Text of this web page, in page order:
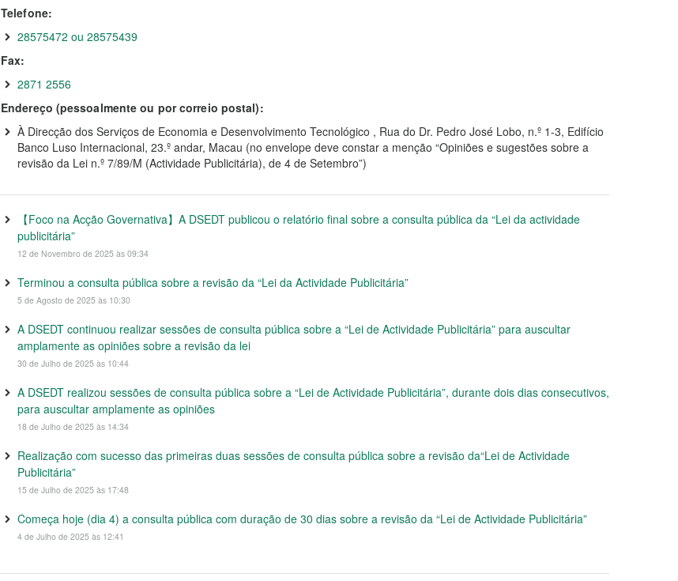
Telefone:
28575472 ou 28575439
Fax:
2871 2556
Endereço (pessoalmente ou por correio postal):
À Direcção dos Serviços de Economia e Desenvolvimento Tecnológico , Rua do Dr. Pedro José Lobo, n.º 1-3, Edifício
Banco Luso Internacional, 23.º andar, Macau (no envelope deve constar a menção “Opiniões e sugestões sobre a
revisão da Lei n.º 7/89/M (Actividade Publicitária), de 4 de Setembro”)
【Foco na Acção Governativa】A DSEDT publicou o relatório final sobre a consulta pública da “Lei da actividade
publicitária”
12 de Novembro de 2025 às 09:34
Terminou a consulta pública sobre a revisão da “Lei da Actividade Publicitária”
5 de Agosto de 2025 às 10:30
A DSEDT continuou realizar sessões de consulta pública sobre a “Lei de Actividade Publicitária” para auscultar
amplamente as opiniões sobre a revisão da lei
30 de Julho de 2025 às 10:44
A DSEDT realizou sessões de consulta pública sobre a “Lei de Actividade Publicitária”, durante dois dias consecutivos,
para auscultar amplamente as opiniões
18 de Julho de 2025 às 14:34
Realização com sucesso das primeiras duas sessões de consulta pública sobre a revisão da“Lei de Actividade
Publicitária”
15 de Julho de 2025 às 17:48
Começa hoje (dia 4) a consulta pública com duração de 30 dias sobre a revisão da “Lei de Actividade Publicitária”
4 de Julho de 2025 às 12:41